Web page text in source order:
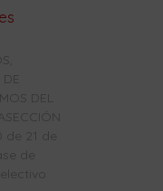
DEL
de 21 de
de